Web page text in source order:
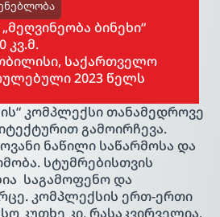
ბინეხი“
კვ.მ.
საქართველო
2023 წელს
კომპლექსი თანამედროვე
გამოირჩევა.
ნაწილი საწარმოსა და
სტუმრებისთვის
საგამოფენო და
კომპლექსის ერთ-ერთი
კუთხე კი, რასაკვირველია,